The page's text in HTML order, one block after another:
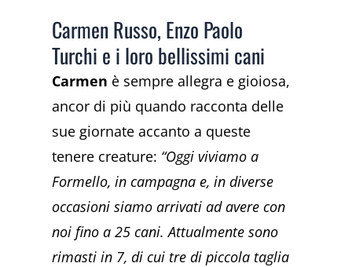
Carmen Russo, Enzo Paolo
Turchi e i loro bellissimi cani
Carmen è sempre allegra e gioiosa,
ancor di più quando racconta delle
sue giornate accanto a queste
tenere creature: “Oggi viviamo a
Formello, in campagna e, in diverse
occasioni siamo arrivati ad avere con
noi fino a 25 cani. Attualmente sono
rimasti in 7, di cui tre di piccola taglia